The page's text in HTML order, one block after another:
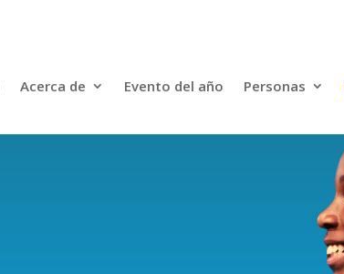
Acerca de Evento del año Personas